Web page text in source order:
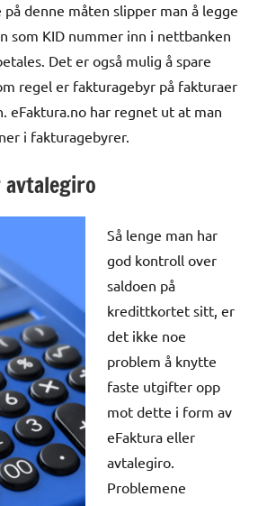
denne måten slipper man å legge
som KID nummer inn i nettbanken
Det er også mulig å spare
regel er fakturagebyr på fakturaer
eFaktura.no har regnet ut at man
i fakturagebyrer.
Så lenge man har
god kontroll over
saldoen på
kredittkortet sitt, er
det ikke noe
problem å knytte
faste utgifter opp
mot dette i form av
eFaktura eller
avtalegiro.
Problemene